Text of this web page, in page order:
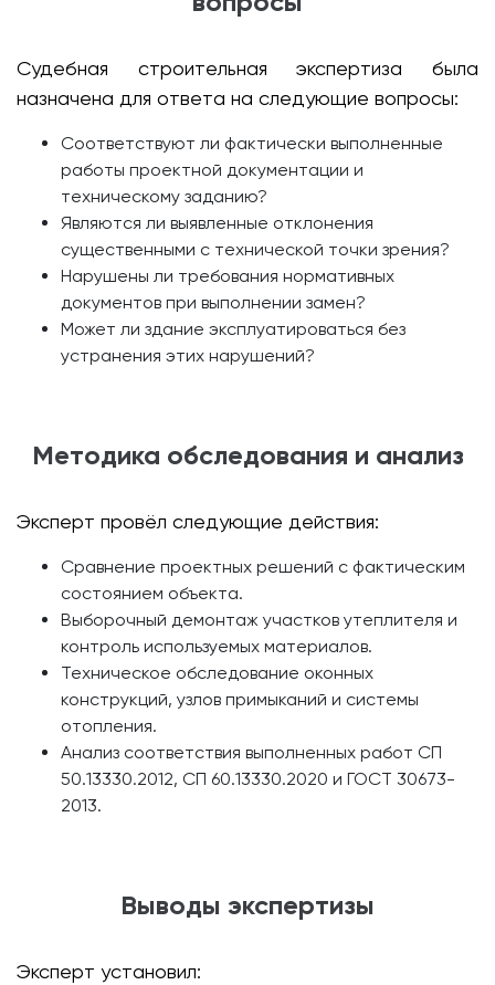
Судебная строительная экспертиза была
назначена для ответа на следующие вопросы:
Соответствуют ли фактически выполненные
работы проектной документации и
техническому заданию?
Являются ли выявленные отклонения
существенными с технической точки зрения?
Нарушены ли требования нормативных
документов при выполнении замен?
Может ли здание эксплуатироваться без
устранения этих нарушений?
Методика обследования и анализ
Эксперт провёл следующие действия:
Сравнение проектных решений с фактическим
состоянием объекта.
Выборочный демонтаж участков утеплителя и
контроль используемых материалов.
Техническое обследование оконных
конструкций, узлов примыканий и системы
отопления.
Анализ соответствия выполненных работ СП
50.13330.2012, СП 60.13330.2020 и ГОСТ 30673-
2013.
Выводы экспертизы
Эксперт установил: